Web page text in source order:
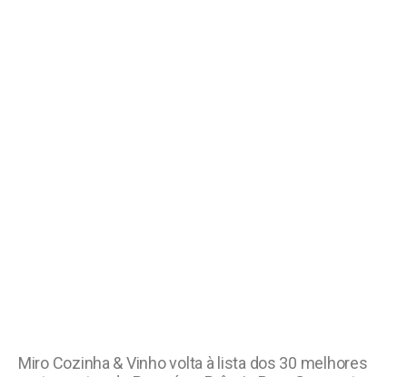
Miro Cozinha & Vinho volta à lista dos 30 melhores